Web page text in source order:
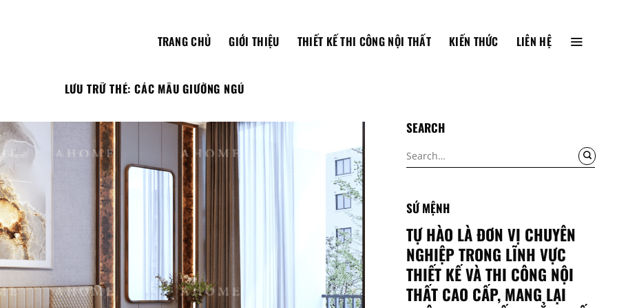
TRANG CHỦ GIỚI THIỆU THIẾT KẾ THI CÔNG NỘI THẤT KIẾN THỨC LIÊN HỆ
LƯU TRỮ THẺ: CÁC MẪU GIƯỜNG NGỦ
SEARCH
SỨ MỆNH
TỰ HÀO LÀ ĐƠN VỊ CHUYÊN
NGHIỆP TRONG LĨNH VỰC
THIẾT KẾ VÀ THI CÔNG NỘI
THẤT CAO CẤP, MANG LẠI